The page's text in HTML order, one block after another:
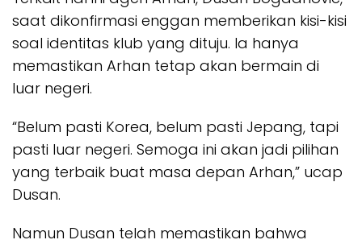
saat dikonfirmasi enggan memberikan kisi-kisi
soal identitas klub yang dituju. Ia hanya
memastikan Arhan tetap akan bermain di
luar negeri.
“Belum pasti Korea, belum pasti Jepang, tapi
pasti luar negeri. Semoga ini akan jadi pilihan
yang terbaik buat masa depan Arhan,” ucap
Dusan.
Namun Dusan telah memastikan bahwa